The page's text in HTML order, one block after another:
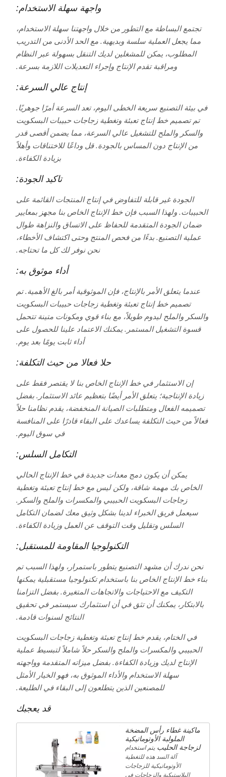
واجهة سهلة الاستخدام:
تجتمع البساطة مع التطور من خلال واجهتنا سهلة الاستخدام،
مما يجعل العملية سلسة وبديهية. مع الحد الأدنى من التدريب
المطلوب، يمكن للمشغلين لديك التنقل بسهولة عبر النظام
ومراقبة تقدم الإنتاج وإجراء التعديلات اللازمة بسرعة.
إنتاج عالي السرعة:
في بيئة التصنيع سريعة الخطى اليوم، تعد السرعة أمرًا جوهريًا.
تم تصميم خط إنتاج تعبئة وتغطية زجاجات حبيبات البسكويت
والسكر والملح للتشغيل عالي السرعة، مما يضمن أقصى قدر
من الإنتاج دون المساس بالجودة. قل وداعًا للاختناقات وأهلاً
بزيادة الكفاءة.
تاكيد الجودة:
الجودة غير قابلة للتفاوض في إنتاج المنتجات القائمة على
الحبيبات. ولهذا السبب فإن خط الإنتاج الخاص بنا مجهز بمعايير
ضمان الجودة المتقدمة للحفاظ على الاتساق والنزاهة طوال
عملية التصنيع. بدءًا من فحص المنتج وحتى اكتشاف الأخطاء،
نحن نوفر لك كل ما تحتاجه.
أداء موثوق به:
عندما يتعلق الأمر بالإنتاج، فإن الموثوقية أمر بالغ الأهمية. تم
تصميم خط إنتاج تعبئة وتغطية زجاجات حبيبات البسكويت
والسكر والملح ليدوم طويلاً، مع بناء قوي ومكونات متينة تتحمل
قسوة التشغيل المستمر. يمكنك الاعتماد علينا للحصول على
أداء ثابت يومًا بعد يوم.
حلا فعالا من حيث التكلفة:
إن الاستثمار في خط الإنتاج الخاص بنا لا يقتصر فقط على
زيادة الإنتاجية؛ يتعلق الأمر أيضًا بتعظيم عائد الاستثمار. بفضل
تصميمه الفعال ومتطلبات الصيانة المنخفضة، يقدم نظامنا حلاً
فعالاً من حيث التكلفة يساعدك على البقاء قادرًا على المنافسة
في سوق اليوم.
التكامل السلس:
يمكن أن يكون دمج معدات جديدة في خط الإنتاج الحالي
الخاص بك مهمة شاقة، ولكن ليس مع خط إنتاج تعبئة وتغطية
زجاجات البسكويت الحبيبي والمكسرات والملح والسكر.
سيعمل فريق الخبراء لدينا بشكل وثيق معك لضمان التكامل
السلس وتقليل وقت التوقف عن العمل وزيادة الكفاءة.
التكنولوجيا المقاومة للمستقبل:
نحن ندرك أن مشهد التصنيع يتطور باستمرار، ولهذا السبب تم
بناء خط الإنتاج الخاص بنا باستخدام تكنولوجيا مستقبلية يمكنها
التكيف مع الاحتياجات والاتجاهات المتغيرة. بفضل التزامنا
بالابتكار، يمكنك أن تثق في أن استثمارك سيستمر في تحقيق
النتائج لسنوات قادمة.
في الختام، يقدم خط إنتاج تعبئة وتغطية زجاجات البسكويت
الحبيبي والمكسرات والملح والسكر حلاً شاملاً لتبسيط عملية
الإنتاج لديك وزيادة الكفاءة. بفضل ميزاته المتقدمة وواجهته
سهلة الاستخدام والأداء الموثوق به، فهو الخيار الأمثل
للمصنعين الذين يتطلعون إلى البقاء في الطليعة.
قد يعجبك
ماكينة غطاء رأس المضخة
الملولبة الأوتوماتيكية
لزجاجة الحليب يتم استخدام
آلة السد هذه للتغطية
الأوتوماتيكية للزجاجات
البلاستيكية والزجاجات في